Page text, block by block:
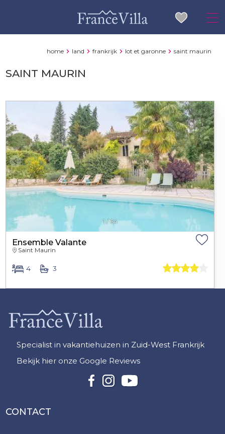
home land frankrijk lot et garonne saint maurin
SAINT MAURIN
1/64
Ensemble Valante
Saint Maurin
4 3
Specialist in vakantiehuizen in Zuid-West Frankrijk
Bekijk hier onze Google Reviews
CONTACT